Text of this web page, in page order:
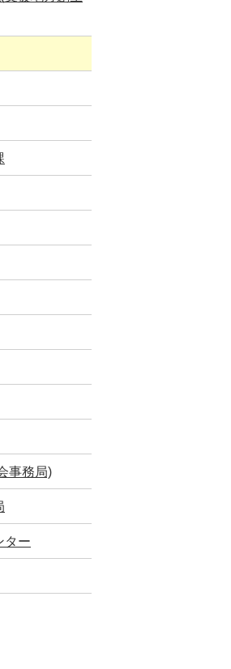
事務局)
ター